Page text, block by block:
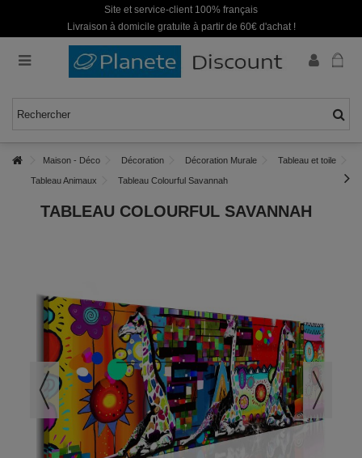
Site et service-client 100% français
Livraison à domicile gratuite à partir de 60€ d'achat !
Maison - Déco Décoration Décoration Murale Tableau et toile
Tableau Animaux Tableau Colourful Savannah
TABLEAU COLOURFUL SAVANNAH